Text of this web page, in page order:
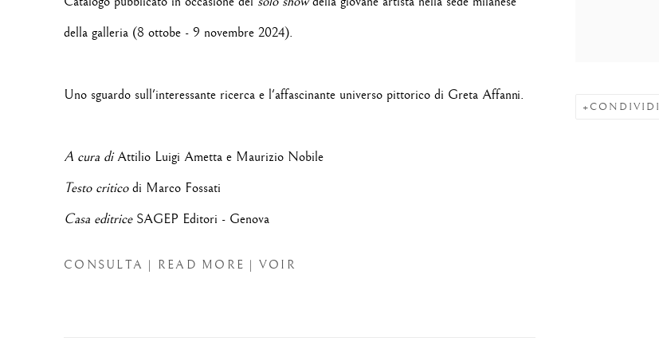
CONDIVIDI
della galleria (8 ottobe - 9 novembre 2024).
Uno sguardo sull'interessante ricerca e l'affascinante universo pittorico di Greta Affanni.
A cura diAttilio Luigi Ametta e Maurizio Nobile
Testo criticodi Marco Fossati
Casa editrice SAGEP Editori - Genova
CONSULTA | READ MORE | VOIR